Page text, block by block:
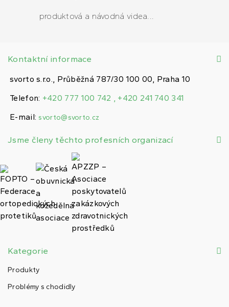
produktová a návodná videa...
Kontaktní informace
svorto s.r.o., Průběžná 787/30 100 00, Praha 10
Telefon: +420 777 100 742 , +420 241 740 341
E-mail: svorto@svorto.cz
Jsme členy těchto profesních organizací
Kategorie
Produkty
Problémy s chodidly